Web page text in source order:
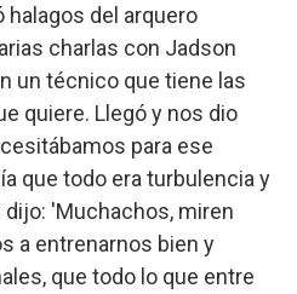
del arquero
charlas con Jadson
un técnico que tiene las
quiere. Llegó y nos dio
para ese
que todo era turbulencia y
'Muchachos, miren
a entrenarnos bien y
que todo lo que entre